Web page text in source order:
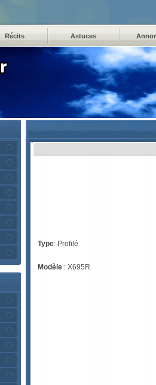
Récits Astuces
Type: Profilé
Modèle: X695R